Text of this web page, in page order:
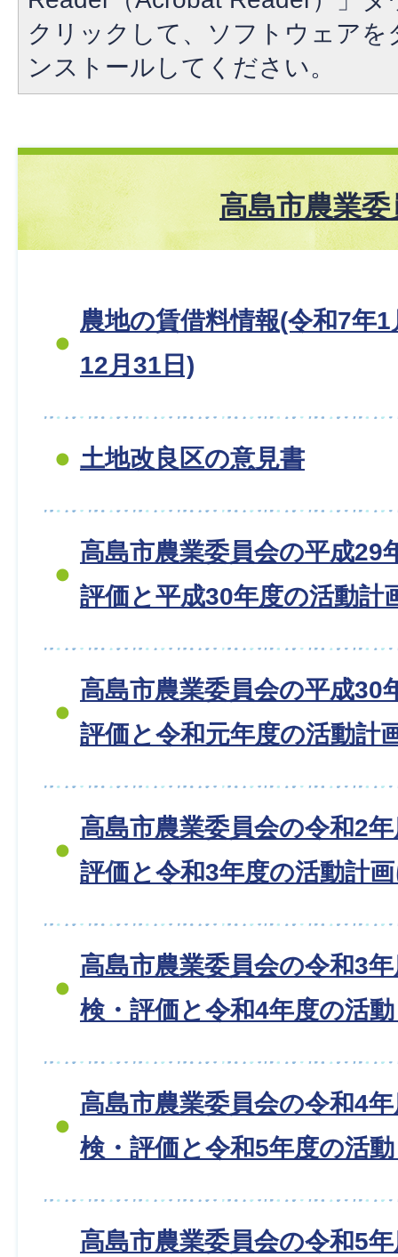
クリックして、ソフトウェア
ンストールしてください。
高島市農業委
農地の賃借料情報(令和7年
12月31日)
土地改良区の意見書
高島市農業委員会の平成29
評価と平成30年度の活動計
高島市農業委員会の平成30
評価と令和元年度の活動計
高島市農業委員会の令和2
評価と令和3年度の活動計
高島市農業委員会の令和3
検・評価と令和4年度の活
高島市農業委員会の令和4
検・評価と令和5年度の活
高島市農業委員会の令和5